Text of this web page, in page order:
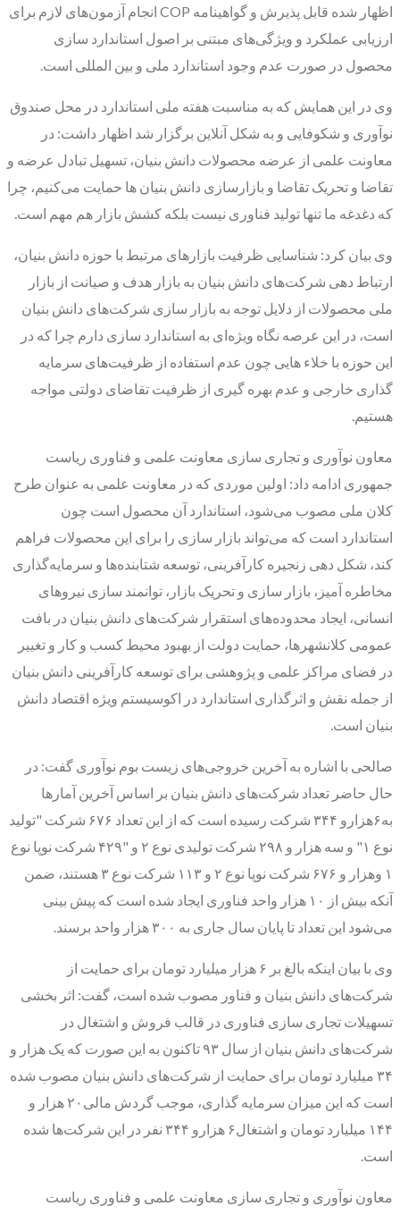
اظهار شده قابل پذیرش و گواهینامه COP انجام آزمون‌های لازم برای
ارزیابی عملکرد و ویژگی‌های مبتنی بر اصول استاندارد سازی
محصول در صورت عدم وجود استاندارد ملی و بین المللی است.
وی در این همایش که به مناسبت هفته ملی استاندارد در محل صندوق
نوآوری و شکوفایی و به شکل آنلاین برگزار شد اظهار داشت: در
معاونت علمی از عرضه محصولات دانش بنیان، تسهیل تبادل عرضه و
تقاضا و تحریک تقاضا و بازارسازی دانش بنیان ها حمایت می‌کنیم، چرا
که دغدغه ما تنها تولید فناوری نیست بلکه کشش بازار هم مهم است.
وی بیان کرد: شناسایی ظرفیت بازارهای مرتبط با حوزه دانش بنیان،
ارتباط دهی شرکت‌های دانش بنیان به بازار هدف و صیانت از بازار
ملی محصولات از دلایل توجه به بازار سازی شرکت‌های دانش بنیان
است، در این عرصه نگاه ویژه‌ای به استاندارد سازی دارم چرا که در
این حوزه با خلاء هایی چون عدم استفاده از ظرفیت‌های سرمایه
گذاری خارجی و عدم بهره گیری از ظرفیت تقاضای دولتی مواجه
هستیم.
معاون نوآوری و تجاری سازی معاونت علمی و فناوری ریاست
جمهوری ادامه داد: اولین موردی که در معاونت علمی به عنوان طرح
کلان ملی مصوب می‌شود، استاندارد آن محصول است چون
استاندارد است که می‌تواند بازار سازی را برای این محصولات فراهم
کند، شکل دهی زنجیره کارآفرینی، توسعه شتابنده‌ها و سرمایه‌گذاری
مخاطره آمیز، بازار سازی و تحریک بازار، توانمند سازی نیروهای
انسانی، ایجاد محدوده‌های استقرار شرکت‌های دانش بنیان در بافت
عمومی کلانشهرها، حمایت دولت از بهبود محیط کسب و کار و تغییر
در فضای مراکز علمی و پژوهشی برای توسعه کارآفرینی دانش بنیان
از جمله نقش و اثرگذاری استاندارد در اکوسیستم ویژه اقتصاد دانش
بنیان است.
صالحی با اشاره به آخرین خروجی‌های زیست بوم نوآوری گفت: در
حال حاضر تعداد شرکت‌های دانش بنیان بر اساس آخرین آمارها
به۶هزارو ۳۴۴ شرکت رسیده است که از این تعداد ۶۷۶ شرکت "تولید
نوع ۱" و سه هزار و ۲۹۸ شرکت تولیدی نوع ۲ و "۴۲۹ شرکت نوپا نوع
۱ وهزار و ۶۷۶ شرکت نوپا نوع ۲ و ۱۱۳ شرکت نوع ۳ هستند، ضمن
آنکه بیش از ۱۰ هزار واحد فناوری ایجاد شده است که پیش بینی
می‌شود این تعداد تا پایان سال جاری به ۳۰۰ هزار واحد برسند.
وی با بیان اینکه بالغ بر ۶ هزار میلیارد تومان برای حمایت از
شرکت‌های دانش بنیان و فناور مصوب شده است، گفت: اثر بخشی
تسهیلات تجاری سازی فناوری در قالب فروش و اشتغال در
شرکت‌های دانش بنیان از سال ۹۳ تاکنون به این صورت که یک هزار و
۳۴ میلیارد تومان برای حمایت از شرکت‌های دانش بنیان مصوب شده
است که این میزان سرمایه گذاری، موجب گردش مالی۲۰ هزار و
۱۴۴ میلیارد تومان و اشتغال۶ هزارو ۳۴۴ نفر در این شرکت‌ها شده
است.
معاون نوآوری و تجاری سازی معاونت علمی و فناوری ریاست